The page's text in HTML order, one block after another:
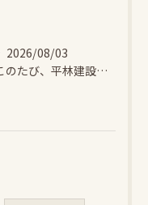
2026/08/03
このたび、平林建設では、お子さまが木とふれあい・木について学...